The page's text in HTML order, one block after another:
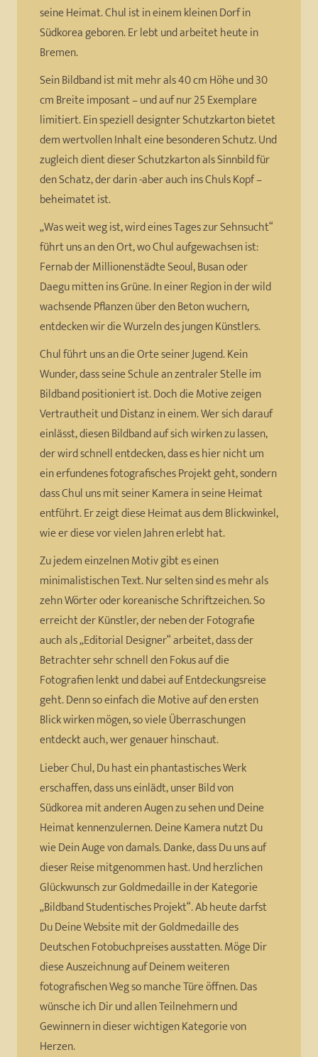
seine Heimat. Chul ist in einem kleinen Dorf in
Südkorea geboren. Er lebt und arbeitet heute in
Bremen.
Sein Bildband ist mit mehr als 40 cm Höhe und 30
cm Breite imposant – und auf nur 25 Exemplare
limitiert. Ein speziell designter Schutzkarton bietet
dem wertvollen Inhalt eine besonderen Schutz. Und
zugleich dient dieser Schutzkarton als Sinnbild für
den Schatz, der darin -aber auch ins Chuls Kopf –
beheimatet ist.
„Was weit weg ist, wird eines Tages zur Sehnsucht“
führt uns an den Ort, wo Chul aufgewachsen ist:
Fernab der Millionenstädte Seoul, Busan oder
Daegu mitten ins Grüne. In einer Region in der wild
wachsende Pflanzen über den Beton wuchern,
entdecken wir die Wurzeln des jungen Künstlers.
Chul führt uns an die Orte seiner Jugend. Kein
Wunder, dass seine Schule an zentraler Stelle im
Bildband positioniert ist. Doch die Motive zeigen
Vertrautheit und Distanz in einem. Wer sich darauf
einlässt, diesen Bildband auf sich wirken zu lassen,
der wird schnell entdecken, dass es hier nicht um
ein erfundenes fotografisches Projekt geht, sondern
dass Chul uns mit seiner Kamera in seine Heimat
entführt. Er zeigt diese Heimat aus dem Blickwinkel,
wie er diese vor vielen Jahren erlebt hat.
Zu jedem einzelnen Motiv gibt es einen
minimalistischen Text. Nur selten sind es mehr als
zehn Wörter oder koreanische Schriftzeichen. So
erreicht der Künstler, der neben der Fotografie
auch als „Editorial Designer“ arbeitet, dass der
Betrachter sehr schnell den Fokus auf die
Fotografien lenkt und dabei auf Entdeckungsreise
geht. Denn so einfach die Motive auf den ersten
Blick wirken mögen, so viele Überraschungen
entdeckt auch, wer genauer hinschaut.
Lieber Chul, Du hast ein phantastisches Werk
erschaffen, dass uns einlädt, unser Bild von
Südkorea mit anderen Augen zu sehen und Deine
Heimat kennenzulernen. Deine Kamera nutzt Du
wie Dein Auge von damals. Danke, dass Du uns auf
dieser Reise mitgenommen hast. Und herzlichen
Glückwunsch zur Goldmedaille in der Kategorie
„Bildband Studentisches Projekt“. Ab heute darfst
Du Deine Website mit der Goldmedaille des
Deutschen Fotobuchpreises ausstatten. Möge Dir
diese Auszeichnung auf Deinem weiteren
fotografischen Weg so manche Türe öffnen. Das
wünsche ich Dir und allen Teilnehmern und
Gewinnern in dieser wichtigen Kategorie von
Herzen.